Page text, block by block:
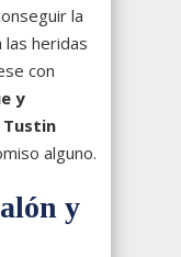
la
heridas
con
y
Tustin
alguno.
y